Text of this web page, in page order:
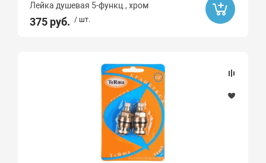
Лейка душевая 5-функц., хром
375 руб. / шт.